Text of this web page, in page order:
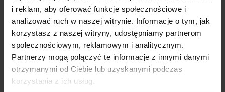
i reklam, aby oferować funkcje społecznościowe i
analizować ruch w naszej witrynie. Informacje o tym, jak
korzystasz z naszej witryny, udostępniamy partnerom
społecznościowym, reklamowym i analitycznym.
Partnerzy mogą połączyć te informacje z innymi danymi
otrzymanymi od Ciebie lub uzyskanymi podczas
korzystania z ich usług.
Zobacz szczegóły Zobacz szczegóły